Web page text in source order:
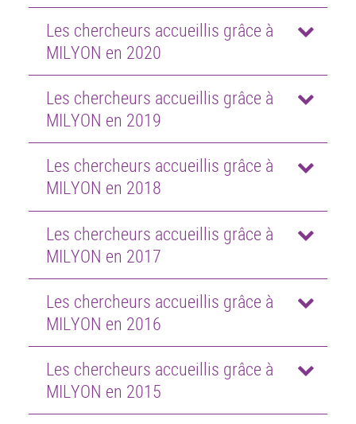
Les chercheurs accueillis grâce à
MILYON en 2020
Les chercheurs accueillis grâce à
MILYON en 2019
Les chercheurs accueillis grâce à
MILYON en 2018
Les chercheurs accueillis grâce à
MILYON en 2017
Les chercheurs accueillis grâce à
MILYON en 2016
Les chercheurs accueillis grâce à
MILYON en 2015